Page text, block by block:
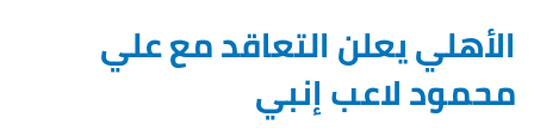
الأهلي يعلن التعاقد مع علي
محمود لاعب إنبي